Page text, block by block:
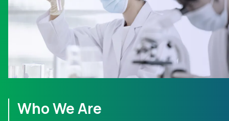
Who We Are